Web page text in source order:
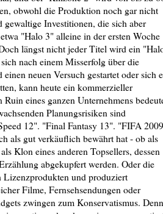
obwohl die Produktion noch gar nicht
gewaltige Investitionen, die sich aber
"Halo 3" alleine in der ersten Woche
längst nicht jeder Titel wird ein
nach einem Misserfolg über die
neuen Versuch gestartet oder sich
kann heute ein kommerzieller
eines ganzen Unternehmens
Planungsrisiken sind
12". "Final Fantasy 13". "FIFA
als gut verkäuflich bewährt hat - ob als
Klon eines anderen Topsellers, dessen
abgekupfert werden. Oder die
und produziert
Filme, Fernsehsendungen oder
zwingen zum Konservatismus. Denn